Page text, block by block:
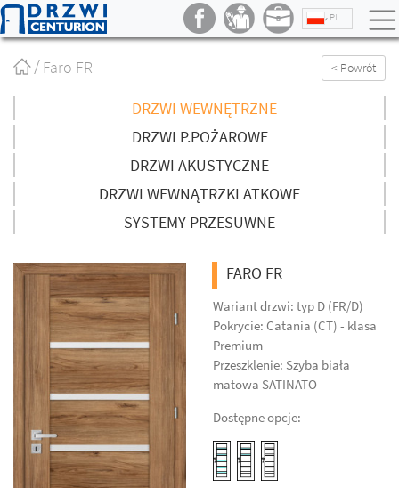
PL
StronaFaro FR < Powrót
DRZWI WEWNĘTRZNE
DRZWI P.POŻAROWE
DRZWI AKUSTYCZNE
DRZWI WEWNĄTRZKLATKOWE
SYSTEMY PRZESUWNE
FARO FR
Wariant drzwi: typ D (FR/D)
Pokrycie: Catania (CT) - klasa
Premium
Przeszklenie: Szyba biała
matowa SATINATO
Dostępne opcje: